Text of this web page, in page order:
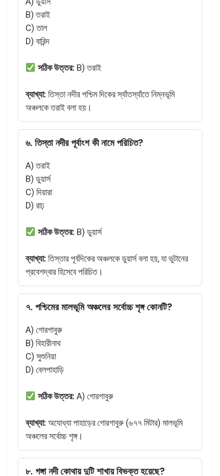
B) তরাই
C) তাল
D) বারিন্দ
সঠিক উত্তর: B) তরাই
ব্যাখ্যা: তিস্তা নদীর পশ্চিম দিকের স্যাঁতস্যাঁতে নিম্নভূমি
অঞ্চলকে তরাই বলা হয়।
৬. তিস্তা নদীর পূর্বাংশ কী নামে পরিচিত?
A) তরাই
B) ডুয়ার্স
C) দিয়ারা
D) রাঢ়
সঠিক উত্তর: B) ডুয়ার্স
ব্যাখ্যা: তিস্তার পূর্বদিকের অঞ্চলকে ডুয়ার্স বলা হয়, যা ভুটানের
প্রবেশদ্বার হিসেবে পরিচিত।
৭. পশ্চিমের মালভূমি অঞ্চলের সর্বোচ্চ শৃঙ্গ কোনটি?
A) গোরগাবুরু
B) বিহারীনাথ
C) সুশুনিয়া
D) বেলপাহাড়ি
সঠিক উত্তর: A) গোরগাবুরু
ব্যাখ্যা: অযোধ্যা পাহাড়ের গোরগাবুরু (৬৭৭ মিটার) মালভূমি
অঞ্চলের সর্বোচ্চ শৃঙ্গ।
৮. গঙ্গা নদী কোথায় দুটি শাখায় বিভক্ত হয়েছে?